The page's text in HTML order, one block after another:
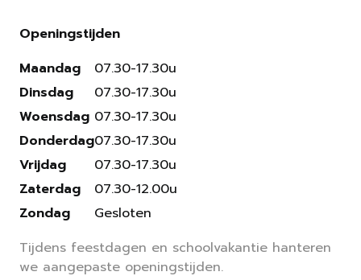
Openingstijden
Maandag
Dinsdag
Woensdag
Donderdag
Vrijdag
Zaterdag
Zondag
07.30-17.30u
07.30-17.30u
07.30-17.30u
07.30-17.30u
07.30-17.30u
07.30-12.00u
Gesloten
Tijdens feestdagen en schoolvakantie hanteren
we aangepaste openingstijden.